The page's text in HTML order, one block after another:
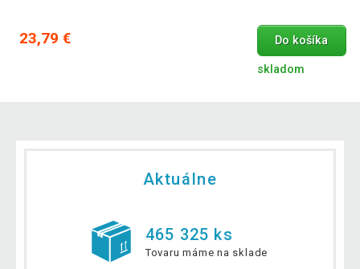
23,79 € Do košíka
skladom
Aktuálne
465 325 ks
Tovaru máme na sklade